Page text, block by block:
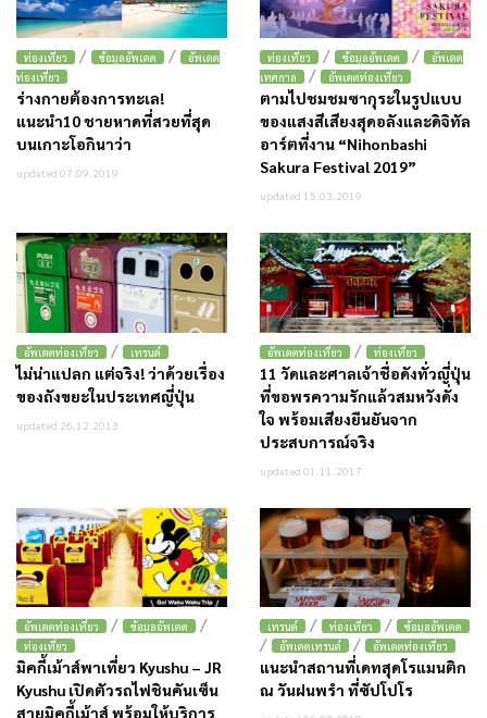
ท่องเที่ยว / ข้อมูลอัพเดต /
อัพเดต
ท่องเที่ยว
ร่างกายต้องการทะเล!
แนะนำ10 ชายหาดที่สวยที่สุด
บนเกาะโอกินาว่า
updated 07.09.2019
ท่องเที่ยว / ข้อมูลอัพเดต /
อัพเดต
เทศกาล
/ อัพเดตท่องเที่ยว
ตามไปชมชมซากุระในรูปแบบ
ของแสงสีเสียงสุดอลังและดิจิทัล
อาร์ตที่งาน “Nihonbashi
Sakura Festival 2019”
updated 15.03.2019
อัพเดตท่องเที่ยว / เทรนด์
ไม่น่าแปลก แต่จริง! ว่าด้วยเรื่อง
ของถังขยะในประเทศญี่ปุ่น
updated 26.12.2013
อัพเดตท่องเที่ยว / ท่องเที่ยว
11 วัดและศาลเจ้าชื่อดังทั่วญี่ปุ่น
ที่ขอพรความรักแล้วสมหวังดั่ง
ใจ พร้อมเสียงยืนยันจาก
ประสบการณ์จริง
updated 01.11.2017
อัพเดตท่องเที่ยว / ข้อมูลอัพเดต /
ท่องเที่ยว
มิคกี้เม้าส์พาเที่ยว Kyushu – JR
Kyushu เปิดตัวรถไฟชินคันเซ็น
สายมิคกี้เม้าส์ พร้อมให้บริการ
เทรนด์ / ท่องเที่ยว / ข้อมูลอัพเดต
/ อัพเดตเทรนด์ / อัพเดตท่องเที่ยว
แนะนำสถานที่เดทสุดโรแมนติก
ณ วันฝนพรำ ที่ซัปโปโร